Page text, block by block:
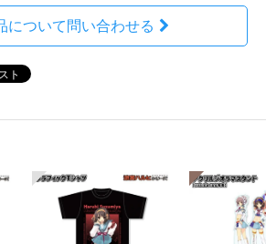
について問い合わせる